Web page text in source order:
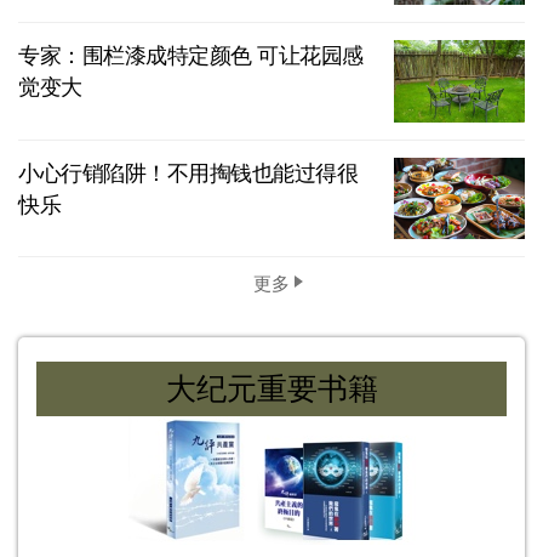
专家：围栏漆成特定颜色 可让花园感
觉变大
小心行销陷阱！不用掏钱也能过得很
快乐
更多
大纪元重要书籍